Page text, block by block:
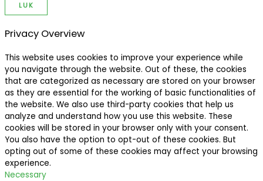
LUK
Privacy Overview
This website uses cookies to improve your experience while
you navigate through the website. Out of these, the cookies
that are categorized as necessary are stored on your browser
as they are essential for the working of basic functionalities of
the website. We also use third-party cookies that help us
analyze and understand how you use this website. These
cookies will be stored in your browser only with your consent.
You also have the option to opt-out of these cookies. But
opting out of some of these cookies may affect your browsing
experience.
Necessary